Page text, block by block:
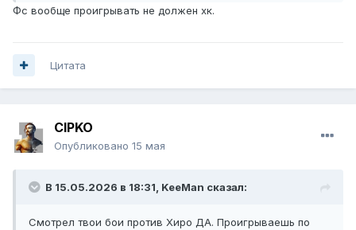
Фс вообще проигрывать не должен хк.
Цитата
CIPKO
Опубликовано 15 мая
В 15.05.2026 в 18:31, KeeMan сказал:
Смотрел твои бои против Хиро ДА. Проигрываешь по